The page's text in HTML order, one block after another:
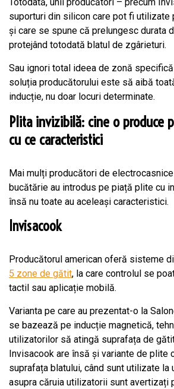
suporturi din silicon care pot fi
și care se spune că prelungesc durata
protejând totodată blatul de zgârieturi.
Sau ignori total ideea de zonă
soluția producătorului este să aibă
inducție, nu doar locuri determinate.
Plita invizibilă: cine o produce
cu ce caracteristici
Mai mulți producători de
bucătărie au introdus pe piață plite cu
însă nu toate au aceleași caracteristici.
Invisacook
Producătorul american oferă sisteme
5 zone de gătit, la care controlul se
tactil sau aplicație mobilă.
Varianta pe care au prezentat-o la
se bazează pe inducție magnetică,
utilizatorilor să atingă suprafața de
Invisacook are însă și variante de plite
suprafața blatului, când sunt utilizate la
asupra căruia utilizatorii sunt avertizați